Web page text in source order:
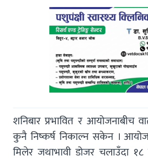
शनिबार प्रभावित र आयोजनाबीच
कुनै निष्कर्ष निकाल्न सकेन ।
मिलेर जथाभावी डोजर चलाउँदा १८